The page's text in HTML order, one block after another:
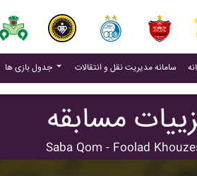
جدول بازی ها سامانه مدیریت نقل و انتقالات
مسابقه
Saba Qom - Foolad